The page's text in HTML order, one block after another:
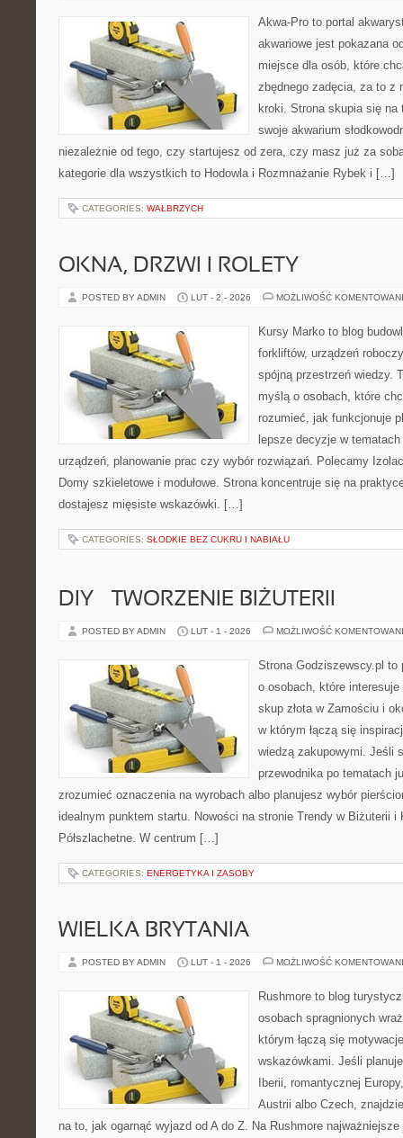
Akwa-Pro to portal
akwariowe jest pokazana
miejsce dla osób, które
zbędnego zadęcia, za to z
kroki. Strona skupia się na
swoje akwarium
niezależnie od tego, czy startujesz od zera, czy masz już za
kategorie dla wszystkich to Hodowla i Rozmnażanie Rybek i […]
CATEGORIES: WAŁBRZYCH
OKNA, DRZWI I ROLETY
POSTED BY ADMIN LUT - 2 - 2026 MOŻLIWOŚĆ
Kursy Marko to blog
forkliftów, urządzeń
spójną przestrzeń wiedzy.
myślą o osobach, które
rozumieć, jak funkcjonuje
lepsze decyzje w
urządzeń, planowanie prac czy wybór rozwiązań. Polecamy
Domy szkieletowe i modułowe. Strona koncentruje się na
dostajesz mięsiste wskazówki. […]
CATEGORIES: SŁODKIE BEZ CUKRU I NABIAŁU
DIY – TWORZENIE BIŻUTERII
POSTED BY ADMIN LUT - 1 - 2026 MOŻLIWOŚĆ
Strona Godziszewscy.pl to
o osobach, które
skup złota w Zamościu i
w którym łączą się
wiedzą zakupowymi. Jeśli
przewodnika po tematach
zrozumieć oznaczenia na wyrobach albo planujesz wybór
idealnym punktem startu. Nowości na stronie Trendy w Biżuterii i
Półszlachetne. W centrum […]
CATEGORIES: ENERGETYKA I ZASOBY
WIELKA BRYTANIA
POSTED BY ADMIN LUT - 1 - 2026 MOŻLIWOŚĆ
Rushmore to blog
osobach spragnionych
którym łączą się
wskazówkami. Jeśli
Iberii, romantycznej
Austrii albo Czech,
na to, jak ogarnąć wyjazd od A do Z. Na Rushmore